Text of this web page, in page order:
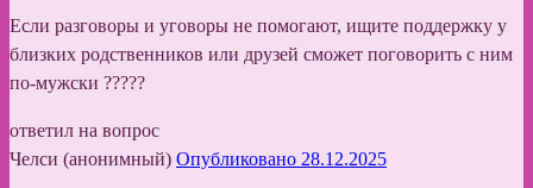
Если разговоры и уговоры не помогают, ищите поддержку у
близких родственников или друзей сможет поговорить с ним
по-мужски ?????
ответил на вопрос
Челси (анонимный) Опубликовано 28.12.2025